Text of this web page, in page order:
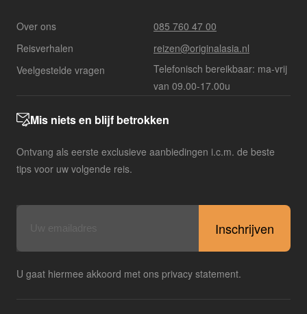
Over ons
Reisverhalen
Veelgestelde vragen
085 760 47 00
reizen@originalasia.nl
Telefonisch bereikbaar: ma-vrij
van 09.00-17.00u
Mis niets en blijf betrokken
Ontvang als eerste exclusieve aanbiedingen i.c.m. de beste
tips voor uw volgende reis.
U gaat hiermee akkoord met ons privacy statement.